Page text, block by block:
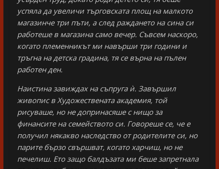
успяла да увеличи търговската площ на малкото
магазинче три пъти, а след раждането на сина си
работеше в магазина само вечер. Съвсем наскоро,
когато племенникът ми навърши три години и
тръгна на детска градина, тя се върна на пълен
работен ден.
Наистина завиждах на съпруга ѝ. Завършил
живопис в Художествената академия, той
рисуваше, но не допринасяше с нищо за
финансите на семейството си. Говореше се, че е
получил някакво наследство от родителите си, но
парите бързо свършват, когато харчиш, но не
печелиш. Ето защо балдъзата ми беше запретнала